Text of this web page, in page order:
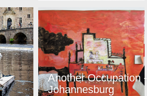
Another Occupation -
Johannesburg